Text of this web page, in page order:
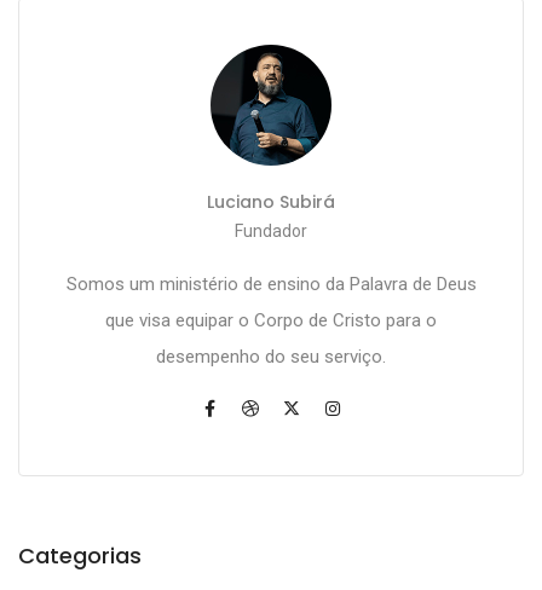
Luciano Subirá
Fundador
Somos um ministério de ensino da Palavra de Deus
que visa equipar o Corpo de Cristo para o
desempenho do seu serviço.
Categorias